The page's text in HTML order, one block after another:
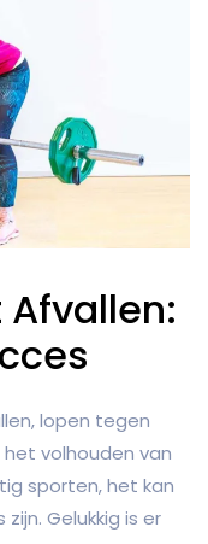
lopen tegen
volhouden van
sporten, het kan
Gelukkig is er